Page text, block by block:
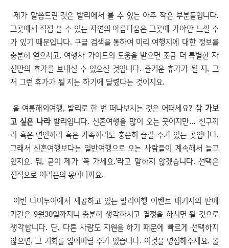
제가 말씀드린 것은 발리에서 볼 수 있는 아주 작은 부분들입니다.
그곳에서 직접 볼 수 있는 자연의 아름다움은 그곳에 가야만 느낄 수
가 있기 때문입니다. 구글 검색을 통하여 미리 여행지에 대한 정보를
충분히 얻으시고, 여행사 가이드의 도움을 받으면 조금 더 특별한 자
신만의 휴가를 보내실 수 있으실 것입니다. 즐거운 휴가가 될 지, 그
저 그런 휴가가 될 지는 하기에 달렸다는 것이지요.
올 여름해외여행, 발리로 한 번 떠나보시는 것은 어떠세요? 참 가보
고 싶은 나라발리입니다. 신혼여행을 많이 오는 곳이지만… 친구끼
리 혹은 연인끼리 혹은 가족끼리도 충분히 즐길 수가 있는 곳입니다.
그래서 신혼여행보다는 일반여행으로 오는 사람들이 계속해서 늘고
있지요. 뭐, 굳이 제가 '꼭 가세요.'라고 말하지 않겠습니다. 선택은
전적으로 여러분의 몫이니까요.
이번 나미투어에서 제공하고 있는 발리여행 이벤트 패키지의 판매
기간은 9월30일까지니 충분히 생각하시고 결정을 하시면 될 것으로
생각합니다. 단, 다른 사람도 지원을 하기 때문에 빠르게 선택하지
않으면, 그 기회를 잃어버릴 수가 있습니다. 이것을 명심해주세요. 올